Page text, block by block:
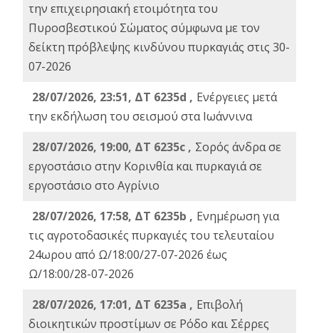
την επιχειρησιακή ετοιμότητα του
Πυροσβεστικού Σώματος σύμφωνα με τον
δείκτη πρόβλεψης κινδύνου πυρκαγιάς στις 30-
07-2026
28/07/2026, 23:51, ΔΤ 6235d , Ενέργειες μετά
την εκδήλωση του σεισμού στα Ιωάννινα
28/07/2026, 19:00, ΔΤ 6235c , Σορός άνδρα σε
εργοστάσιο στην Κορινθία και πυρκαγιά σε
εργοστάσιο στο Αγρίνιο
28/07/2026, 17:58, ΔΤ 6235b , Ενημέρωση για
τις αγροτοδασικές πυρκαγιές του τελευταίου
24ωρου από Ω/18:00/27-07-2026 έως
Ω/18:00/28-07-2026
28/07/2026, 17:01, ΔΤ 6235a , Eπιβολή
διοικητικών προστίμων σε Ρόδο και Σέρρες